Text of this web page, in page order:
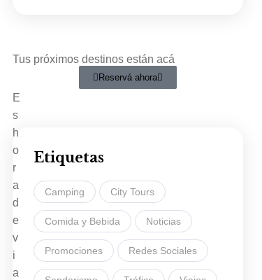
Tus próximos destinos están acá
Reservá ahora
E
s
h
o
r
a
d
e
v
i
a
Etiquetas
Camping City Tours
Comida y Bebida Noticias
Promociones Redes Sociales